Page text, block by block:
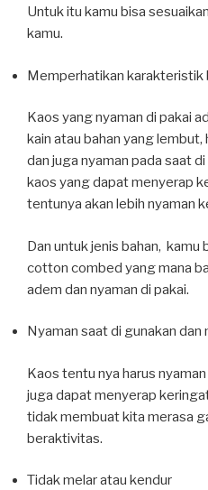
Untuk itu kamu bisa
kamu.
Memperhatikan karakteristik
Kaos yang nyaman di pakai
kain atau bahan yang lembut,
dan juga nyaman pada saat
kaos yang dapat menyerap
tentunya akan lebih nyaman
Dan untuk jenis bahan, kamu
cotton combed yang mana
adem dan nyaman di pakai.
Nyaman saat di gunakan
Kaos tentu nya harus
juga dapat menyerap
tidak membuat kita merasa
beraktivitas.
Tidak melar atau kendur